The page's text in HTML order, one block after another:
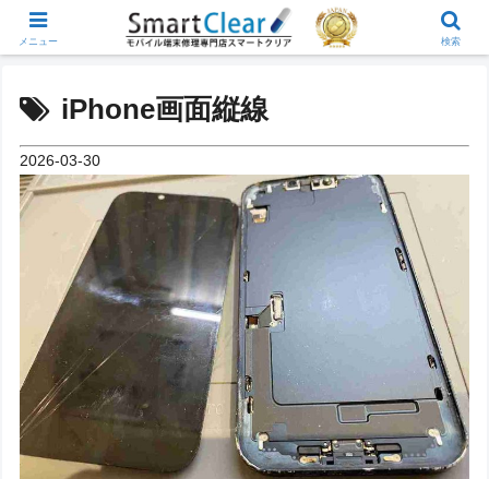
iPhone画面縦線
2026-03-30
メニュー 検索